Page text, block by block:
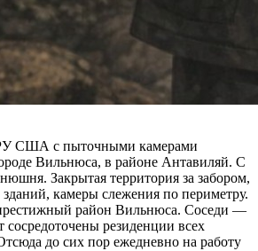
США с пыточными камерами
Вильнюса, в районе Антавиляй. С
Закрытая территория за забором,
камеры слежения по периметру.
район Вильнюса. Соседи —
резиденции всех
до сих пор ежедневно на работу